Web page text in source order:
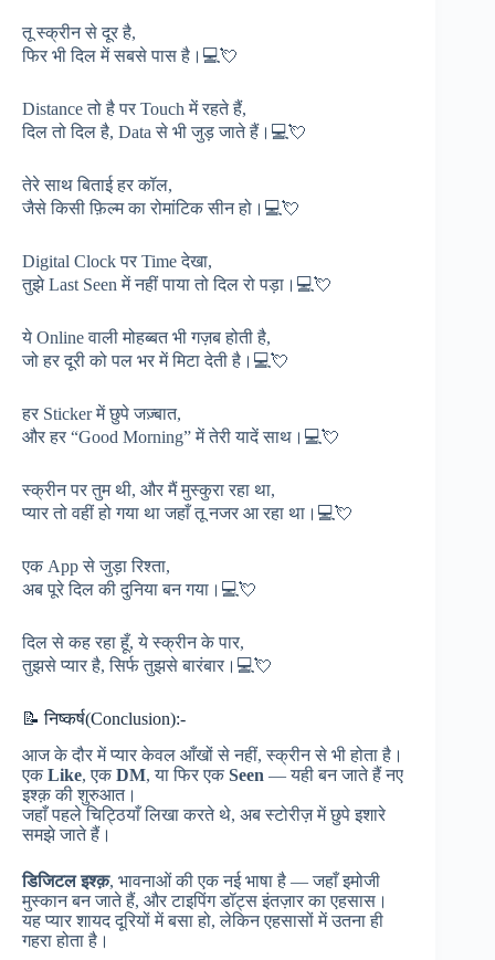
तू स्क्रीन से दूर है,
फिर भी दिल में सबसे पास है।💻💘
Distance तो है पर Touch में रहते हैं,
दिल तो दिल है, Data से भी जुड़ जाते हैं।💻💘
तेरे साथ बिताई हर कॉल,
जैसे किसी फ़िल्म का रोमांटिक सीन हो।💻💘
Digital Clock पर Time देखा,
तुझे Last Seen में नहीं पाया तो दिल रो पड़ा।💻💘
ये Online वाली मोहब्बत भी गज़ब होती है,
जो हर दूरी को पल भर में मिटा देती है।💻💘
हर Sticker में छुपे जज़्बात,
और हर “Good Morning” में तेरी यादें साथ।💻💘
स्क्रीन पर तुम थी, और मैं मुस्कुरा रहा था,
प्यार तो वहीं हो गया था जहाँ तू नजर आ रहा था।💻💘
एक App से जुड़ा रिश्ता,
अब पूरे दिल की दुनिया बन गया।💻💘
दिल से कह रहा हूँ, ये स्क्रीन के पार,
तुझसे प्यार है, सिर्फ तुझसे बारंबार।💻💘
📝 निष्कर्ष(Conclusion):-
आज के दौर में प्यार केवल आँखों से नहीं, स्क्रीन से भी होता है।
एक Like, एक DM, या फिर एक Seen — यही बन जाते हैं नए
इश्क़ की शुरुआत।
जहाँ पहले चिट्ठियाँ लिखा करते थे, अब स्टोरीज़ में छुपे इशारे
समझे जाते हैं।
डिजिटल इश्क़, भावनाओं की एक नई भाषा है — जहाँ इमोजी
मुस्कान बन जाते हैं, और टाइपिंग डॉट्स इंतज़ार का एहसास।
यह प्यार शायद दूरियों में बसा हो, लेकिन एहसासों में उतना ही
गहरा होता है।